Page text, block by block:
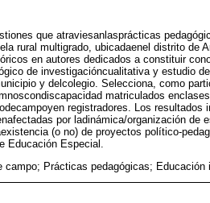
que atraviesanlasprácticas
rural multigrado, ubicadaenel distrito de
en autores dedicados a constituir
de investigacióncualitativa y estudio
y delcolegio. Selecciona, como
matriculados
registradores. Los resultados
por ladinámica/organización de
(o no) de proyectos político-
Educación Especial.
campo; Prácticas pedagógicas; Educación